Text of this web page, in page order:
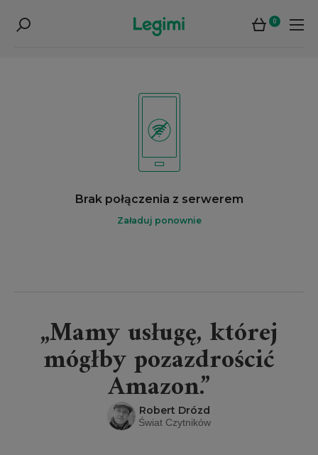
0
Brak połączenia z serwerem
Załaduj ponownie
„Mamy usługę, której
mógłby pozazdrościć
Amazon.”
Robert Drózd
Świat Czytników